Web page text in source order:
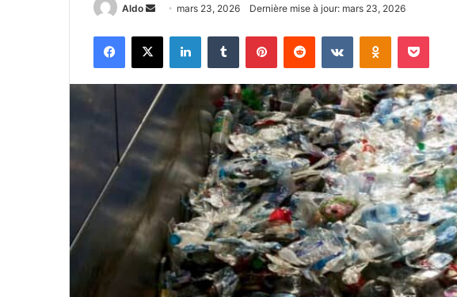
Aldo
Envoyer
courriel
mars 23, 2026 Dernière mise à jour: mars 23, 2026
Facebook
X LinkedinTumblr PinterestReddit VKontakteOdnoklassniki
Pocket